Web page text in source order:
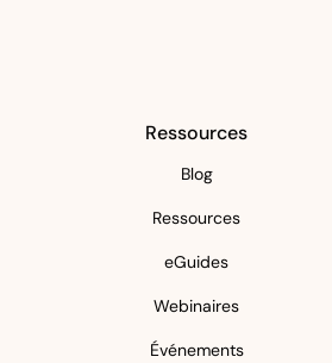
Ressources
Blog
Ressources
eGuides
Webinaires
Événements